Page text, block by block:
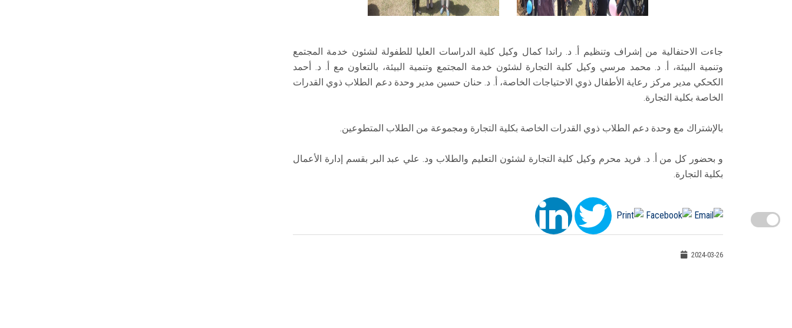
جاءت الاحتفالية من إشراف وتنظيم أ. د. راندا كمال وكيل كلية الدراسات العليا للطفولة لشئون خدمة المجتمع
وتنمية البيئة، أ. د. محمد مرسي وكيل كلية التجارة لشئون خدمة المجتمع وتنمية البيئة، بالتعاون مع أ. د. أحمد
الكحكي مدير مركز رعاية الأطفال ذوي الاحتياجات الخاصة، أ. د. حنان حسين مدير وحدة دعم الطلاب ذوي القدرات
الخاصة بكلية التجارة.
بالإشتراك مع وحدة دعم الطلاب ذوي القدرات الخاصة بكلية التجارة ومجموعة من الطلاب المتطوعين.
و بحضور كل من أ. د. فريد محرم وكيل كلية التجارة لشئون التعليم والطلاب ود. علي عبد البر بقسم إدارة الأعمال
بكلية التجارة.
2024-03-26